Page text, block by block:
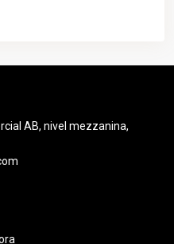
AB, nivel mezzanina,